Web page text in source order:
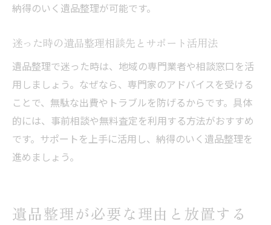
納得のいく遺品整理が可能です。
迷った時の遺品整理相談先とサポート活用法
遺品整理で迷った時は、地域の専門業者や相談窓口を活
用しましょう。なぜなら、専門家のアドバイスを受ける
ことで、無駄な出費やトラブルを防げるからです。具体
的には、事前相談や無料査定を利用する方法がおすすめ
です。サポートを上手に活用し、納得のいく遺品整理を
進めましょう。
遺品整理が必要な理由と放置する